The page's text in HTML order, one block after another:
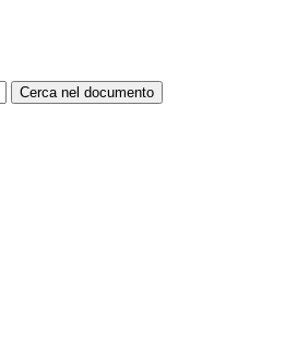
Cerca nel documento